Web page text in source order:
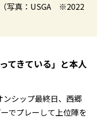
（写真：USGA ※2022
てきている」と本人
ンシップ最終日、西郷
でプレーして上位陣を